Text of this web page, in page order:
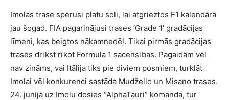
Imolas trase spērusi platu soli, lai atgrieztos F1 kalendārā
jau šogad. FIA pagarinājusi trases ‘Grade 1’ gradācijas
līmeni, kas beigtos nākamnedēļ. Tikai pirmās gradācijas
trasēs drīkst rīkot Formula 1 sacensības. Pagaidām vēl
nav zināms, vai Itālija tiks pie diviem posmiem, turklāt
Imolai vēl konkurenci sastāda Mudžello un Misano trases.
24. jūnijā uz Imolu dosies “AlphaTauri” komanda, tur